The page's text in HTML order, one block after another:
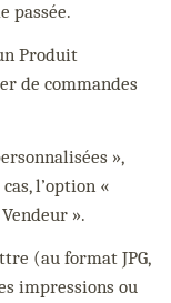
passée.
Produit
de commandes
»,
l’option «
».
(au format JPG,
impressions ou